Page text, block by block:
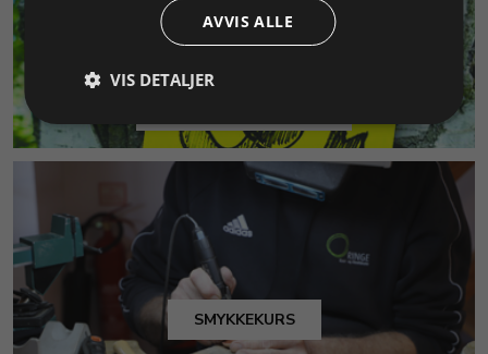
SMYKKEKURS
AVVIS ALLE
VIS DETALJER